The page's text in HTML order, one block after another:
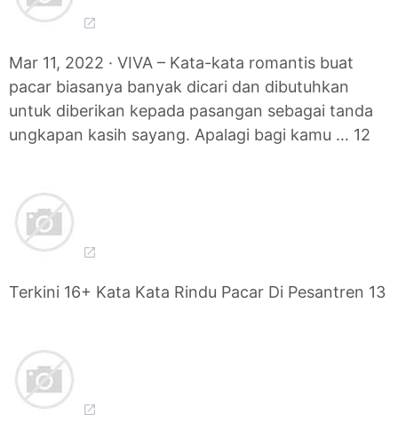
Mar 11, 2022 · VIVA – Kata-kata romantis buat
pacar biasanya banyak dicari dan dibutuhkan
untuk diberikan kepada pasangan sebagai tanda
ungkapan kasih sayang. Apalagi bagi kamu … 12
Terkini 16+ Kata Kata Rindu Pacar Di Pesantren 13